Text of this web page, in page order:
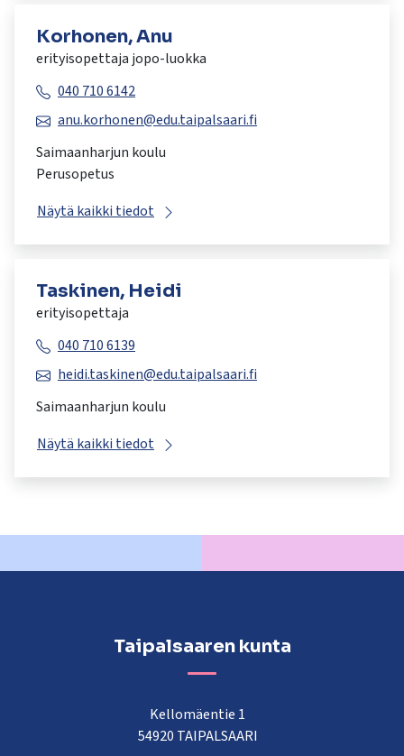
Korhonen, Anu
erityisopettaja jopo-luokka
040 710 6142
anu.korhonen@edu.taipalsaari.fi
Saimaanharjun koulu
Perusopetus
Näytä kaikki tiedot
Taskinen, Heidi
erityisopettaja
040 710 6139
heidi.taskinen@edu.taipalsaari.fi
Saimaanharjun koulu
Näytä kaikki tiedot
Taipalsaaren kunta
Kellomäentie 1
54920 TAIPALSAARI